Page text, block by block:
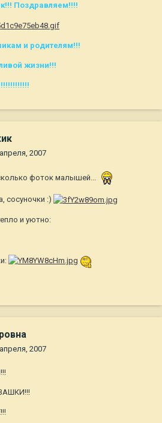
Поздравляем!!!!
и родителям!!!
жизни!!!
2007
фоток малышей...
сосуночки :)
и уютно:
2007